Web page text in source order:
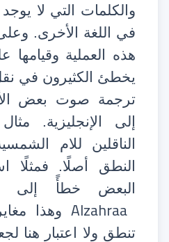
والكلمات التي لا
في اللغة الأخرى.
هذه العملية
يخطئ الكثيرون في
ترجمة صوت بعض
إلى الإنجليزية.
الناقلين للام
النطق أصلًا. فمثلًا
البعض خطأً إلى
Alzahraa وهذا
تنطق ولا اعتبار هنا